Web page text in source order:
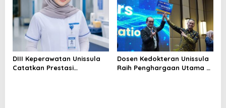
DIII Keperawatan Unissula
Catatkan Prestasi
Dosen Kedokteran Unissula
Raih Penghargaan Utama di